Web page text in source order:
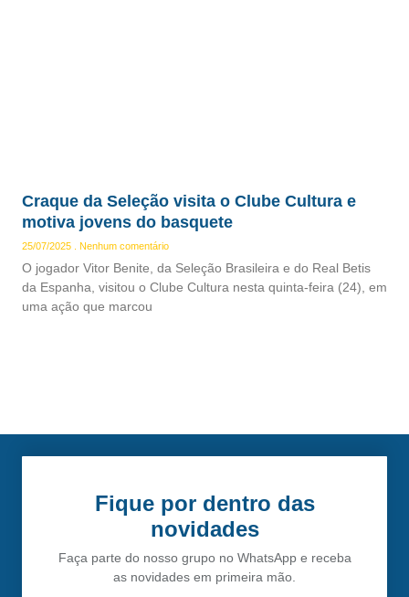
Craque da Seleção visita o Clube Cultura e
motiva jovens do basquete
25/07/2025 Nenhum comentário
O jogador Vitor Benite, da Seleção Brasileira e do Real Betis
da Espanha, visitou o Clube Cultura nesta quinta-feira (24), em
uma ação que marcou
Fique por dentro das
novidades
Faça parte do nosso grupo no WhatsApp e receba
as novidades em primeira mão.